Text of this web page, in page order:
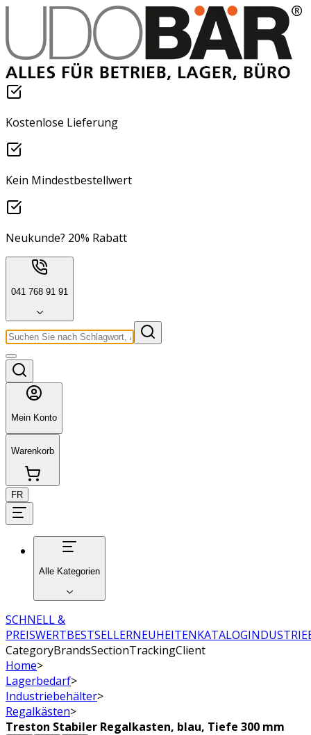
Kostenlose Lieferung
Kein Mindestbestellwert
Neukunde? 20% Rabatt
041 768 91 91
Mein Konto
Warenkorb
FR
Alle Kategorien
SCHNELL &
PREISWERTBESTSELLERNEUHEITENKATALOG
CategoryBrandsSectionTrackingClient
Home>
Lagerbedarf>
Industriebehälter>
Regalkästen>
Treston Stabiler Regalkasten, blau, Tiefe 300 mm